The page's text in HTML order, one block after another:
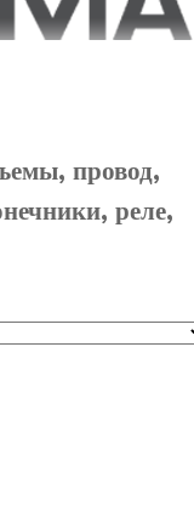
провод,
реле,